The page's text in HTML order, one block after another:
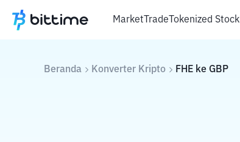
MarketTradeTokenized Stock
Beranda Konverter Kripto FHE ke GBP